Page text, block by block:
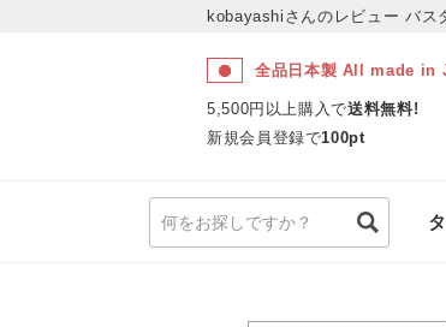
kobayashiさんのレビュー バス
全品日本製 All made in
5,500円以上購入で送料無料!
新規会員登録で100pt